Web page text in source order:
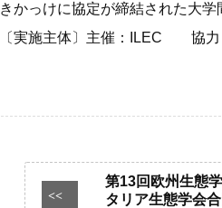
きかっけに協定が締結された大学
〔実施主体〕主催：ILEC 協
<<
第13回欧州生態
タリア生態学会